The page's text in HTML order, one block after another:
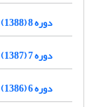
دوره 8 (1388)
دوره 7 (1387)
دوره 6 (1386)